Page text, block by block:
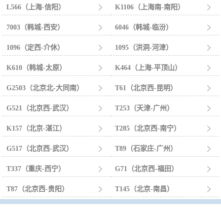
L566（上海-信阳）  K1106（上海南-南阳） 
7003（韩城-西安）  6046（韩城-临汾） 
1096（定西-介休）  1095（洪洞-河津） 
K610（韩城-太原）  K464（上海-平顶山） 
G2503（北京北-大同南）  T61（北京西-昆明） 
G521（北京西-武汉）  T253（天津-广州） 
K157（北京-湛江）  T285（北京西-南宁） 
G517（北京西-武汉）  T89（石家庄-广州） 
T337（重庆-西宁）  G71（北京西-福田） 
T87（北京西-贵阳）  T145（北京-南昌） 